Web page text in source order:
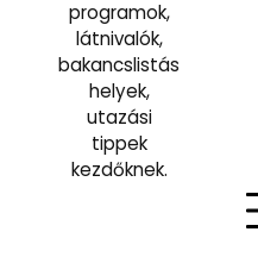
programok,
látnivalók,
bakancslistás
helyek,
utazási
tippek
kezdőknek.